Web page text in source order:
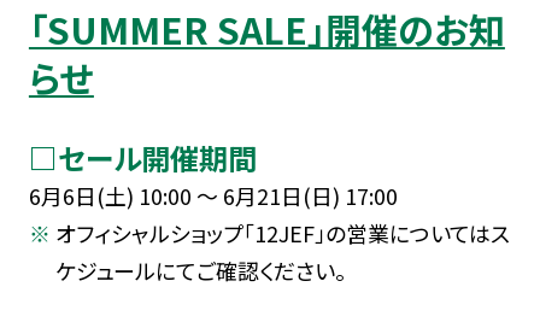
「SUMMER SALE」開催のお知
らせ
□セール開催期間
6月6日(土) 10:00 ～ 6月21日(日) 17:00
オフィシャルショップ「12JEF」の営業についてはス
ケジュールにてご確認ください。